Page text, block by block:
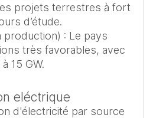
projets terrestres à fort
d’étude.
production) : Le pays
très favorables, avec
eléctrique
d'électricité par source